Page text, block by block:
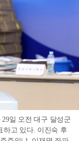
일 오전 대구 달성군
하고 있다. 이진숙 후